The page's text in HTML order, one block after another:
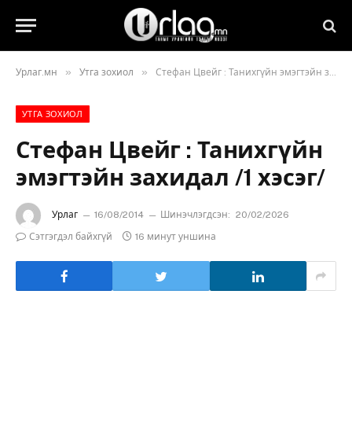
Урлаг.мн » Утга зохиол » Стефан Цвейг : Танихгүйн эмэгтэйн захидал /1 хэсэг/
УТГА ЗОХИОЛ
Стефан Цвейг : Танихгүйн
эмэгтэйн захидал /1 хэсэг/
Урлаг 16/08/2014 Шинэчлэгдсэн: 20/02/2026
Сэтгэгдэл байхгүй
16 минут уншина